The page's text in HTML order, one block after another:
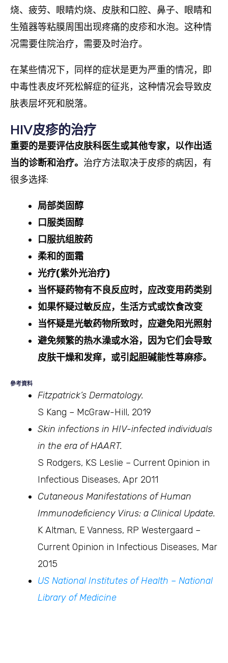
烧、疲劳、眼睛灼烧、皮肤和口腔、鼻子、眼睛和
生殖器等粘膜周围出现疼痛的皮疹和水泡。这种情
况需要住院治疗，需要及时治疗。
在某些情况下，同样的症状是更为严重的情况，即
中毒性表皮坏死松解症的征兆，这种情况会导致皮
肤表层坏死和脱落。
HIV皮疹的治疗
重要的是要评估皮肤科医生或其他专家，以作出适
当的诊断和治疗。 治疗方法取决于皮疹的病因，有
很多选择:
局部类固醇
口服类固醇
口服抗组胺药
柔和的面霜
光疗(紫外光治疗)
当怀疑药物有不良反应时，应改变用药类别
如果怀疑过敏反应，生活方式或饮食改变
当怀疑是光敏药物所致时，应避免阳光照射
避免频繁的热水澡或水浴，因为它们会导致
皮肤干燥和发痒，或引起胆碱能性荨麻疹。
參考資料
Fitzpatrick’s Dermatology.
S Kang – McGraw-Hill, 2019
Skin infections in HIV-infected individuals
in the era of HAART.
S Rodgers, KS Leslie – Current Opinion in
Infectious Diseases, Apr 2011
Cutaneous Manifestations of Human
Immunodeficiency Virus: a Clinical Update.
K Altman, E Vanness, RP Westergaard –
Current Opinion in Infectious Diseases, Mar
2015
US National Institutes of Health – National
Library of Medicine